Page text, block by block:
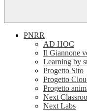
PNRR
AD HOC
Il Giannone
Learning by
Progetto Sito
Progetto
Progetto
Next
Next Labs